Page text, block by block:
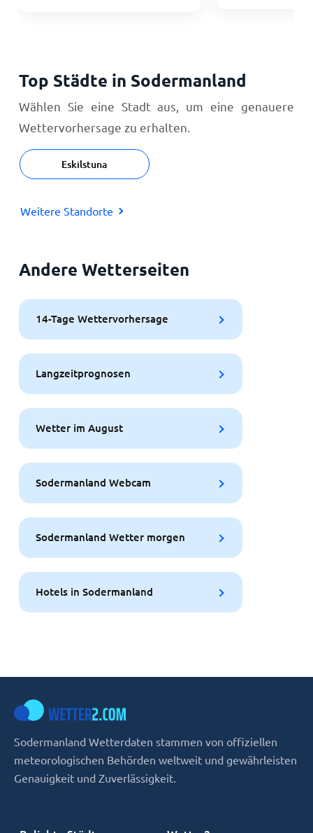
Top Städte in Sodermanland
Wählen Sie eine Stadt aus, um eine genauere
Wettervorhersage zu erhalten.
Eskilstuna
Weitere Standorte
Andere Wetterseiten
14-Tage Wettervorhersage
Langzeitprognosen
Wetter im August
Sodermanland Webcam
Sodermanland Wetter morgen
Hotels in Sodermanland
Sodermanland Wetterdaten stammen von offiziellen
meteorologischen Behörden weltweit und gewährleisten
Genauigkeit und Zuverlässigkeit.